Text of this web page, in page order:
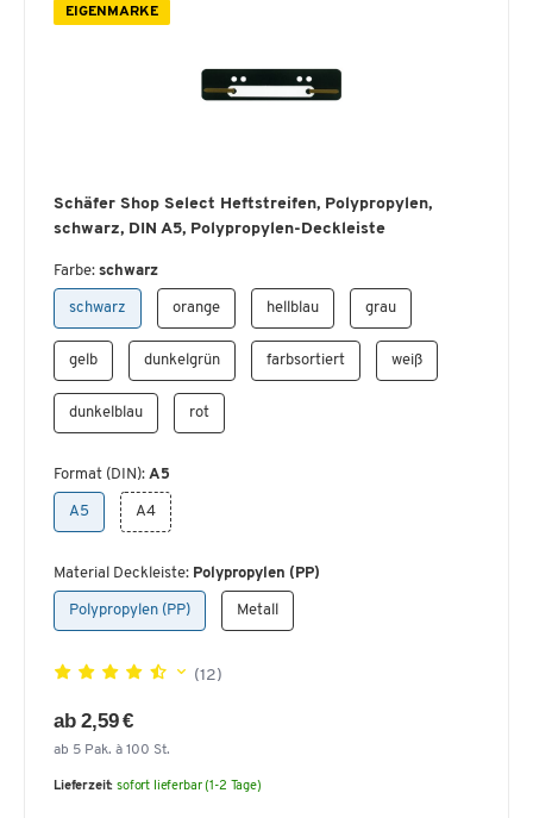
EIGENMARKE
Schäfer Shop Select Heftstreifen, Polypropylen,
schwarz, DIN A5, Polypropylen-Deckleiste
Farbe: schwarz
schwarz orange hellblau grau
gelb dunkelgrün farbsortiert weiß
dunkelblau rot
Format (DIN): A5
A5 A4
Material Deckleiste: Polypropylen (PP)
Polypropylen (PP) Metall
(12)
ab 2,59 €
ab 5 Pak. à 100 St.
Lieferzeit: sofort lieferbar (1-2 Tage)